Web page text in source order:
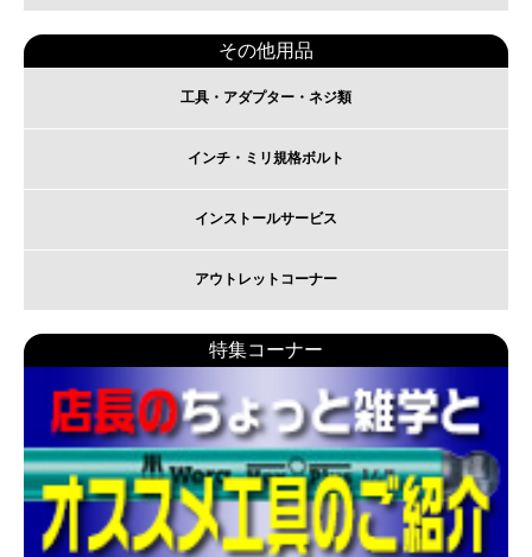
その他用品
工具・アダプター・ネジ類
インチ・ミリ規格ボルト
インストールサービス
アウトレットコーナー
特集コーナー